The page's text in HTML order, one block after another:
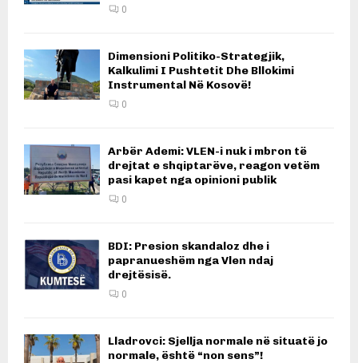
0
Dimensioni Politiko-Strategjik,
Kalkulimi I Pushtetit Dhe Bllokimi
Instrumental Në Kosovë!
0
Arbër Ademi: VLEN-i nuk i mbron të
drejtat e shqiptarëve, reagon vetëm
pasi kapet nga opinioni publik
0
BDI: Presion skandaloz dhe i
papranueshëm nga Vlen ndaj
drejtësisë.
0
Lladrovci: Sjellja normale në situatë jo
normale, është “non sens”!